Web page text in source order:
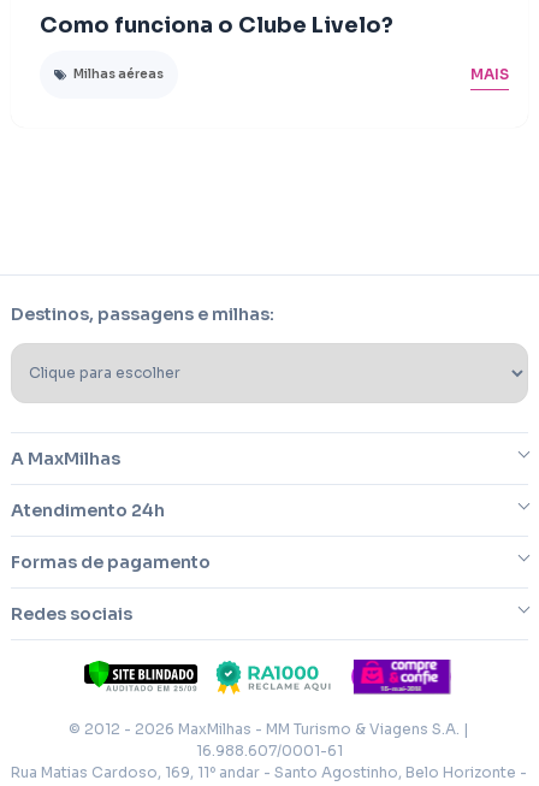
Como funciona o Clube Livelo?
Milhas aéreas MAIS
Destinos, passagens e milhas:
A MaxMilhas
Blog
Imprensa
Trabalhe conosco
Termos e condições
Política de privacidade
Atendimento 24h
Dúvidas frequentes
Reclamações/cancelamentos
Fale conosco
Formas de pagamento
Redes sociais
Facebook
Instagram
Twitter
© 2012 - 2026 MaxMilhas - MM Turismo & Viagens S.A. |
16.988.607/0001-61
Rua Matias Cardoso, 169, 11º andar - Santo Agostinho, Belo Horizonte -